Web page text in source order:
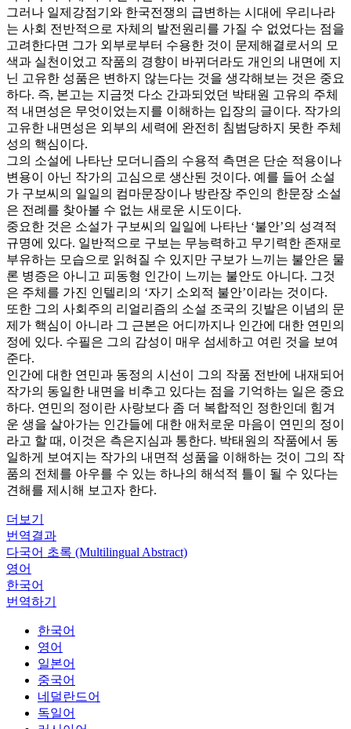
그러나 일제강점기와 한국전쟁의 급변하는 시대에 우리나라
는 사회 전반적으로 자체의 발전원리를 가질 수 없었다는 점을
고려한다면 그가 외부로부터 수용한 것이 문제해결로서의 모
색과 실천이었고 작품의 경향이 바뀌더라도 개인의 내면에 지
닌 고유한 성품은 변하지 않는다는 것을 생각해보는 것은 중요
하다. 즉, 본고는 지금껏 다소 간과되었던 박태원 고유의 주체
적 내면성은 무엇이었는지를 이해하는 입장의 글이다. 작가의
고유한 내면성은 외부의 세력에 완전히 침범당하지 못한 주체
성의 핵심이다.
그의 소설에 나타난 모더니즘의 수용적 측면은 단순 적용이나
변용이 아닌 작가의 고심으로 생산된 것이다. 예를 들어 소설
가 구보씨의 일일의 컴마문장이나 방란장 주인의 한문장 소설
은 전례를 찾아볼 수 없는 새로운 시도이다.
중요한 것은 소설가 구보씨의 일일에 나타난 ‘불안’의 성격적
규명에 있다. 일반적으로 구보는 무능력하고 무기력한 존재로
부유하는 모습으로 읽혀질 수 있지만 구보가 느끼는 불안은 물
론 병증은 아니고 피동형 인간이 느끼는 불안도 아니다. 그것
은 주체를 가진 인텔리의 ‘자기 소외적 불안’이라는 것이다.
또한 그의 사회주의 리얼리즘의 소설 조국의 깃발은 이념의 문
제가 핵심이 아니라 그 근본은 어디까지나 인간에 대한 연민의
정에 있다. 수필은 그의 감성이 매우 섬세하고 여린 것을 보여
준다.
인간에 대한 연민과 동정의 시선이 그의 작품 전반에 내재되어
작가의 동일한 내면을 비추고 있다는 점을 기억하는 일은 중요
하다. 연민의 정이란 사랑보다 좀 더 복합적인 정한인데 힘겨
운 생을 살아가는 인간들에 대한 애처로운 마음이 연민의 정이
라고 할 때, 이것은 측은지심과 통한다. 박태원의 작품에서 동
일하게 보여지는 작가의 내면적 성품을 이해하는 것이 그의 작
품의 전체를 아우를 수 있는 하나의 해석적 틀이 될 수 있다는
견해를 제시해 보고자 한다.
더보기
번역결과
다국어 초록 (Multilingual Abstract)
영어
한국어
번역하기
한국어
영어
일본어
중국어
네덜란드어
독일어